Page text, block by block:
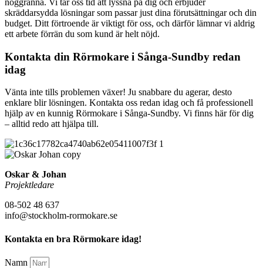
skräddarsydda lösningar som passar just dina förutsättningar och din
budget. Ditt förtroende är viktigt för oss, och därför lämnar vi aldrig
ett arbete förrän du som kund är helt nöjd.
Kontakta din Rörmokare i Sånga-Sundby redan
idag
Vänta inte tills problemen växer! Ju snabbare du agerar, desto
enklare blir lösningen. Kontakta oss redan idag och få professionell
hjälp av en kunnig Rörmokare i Sånga-Sundby. Vi finns här för dig
– alltid redo att hjälpa till.
Oskar & Johan
Projektledare
08-502 48 637
info@stockholm-rormokare.se
Kontakta en bra Rörmokare idag!
Namn